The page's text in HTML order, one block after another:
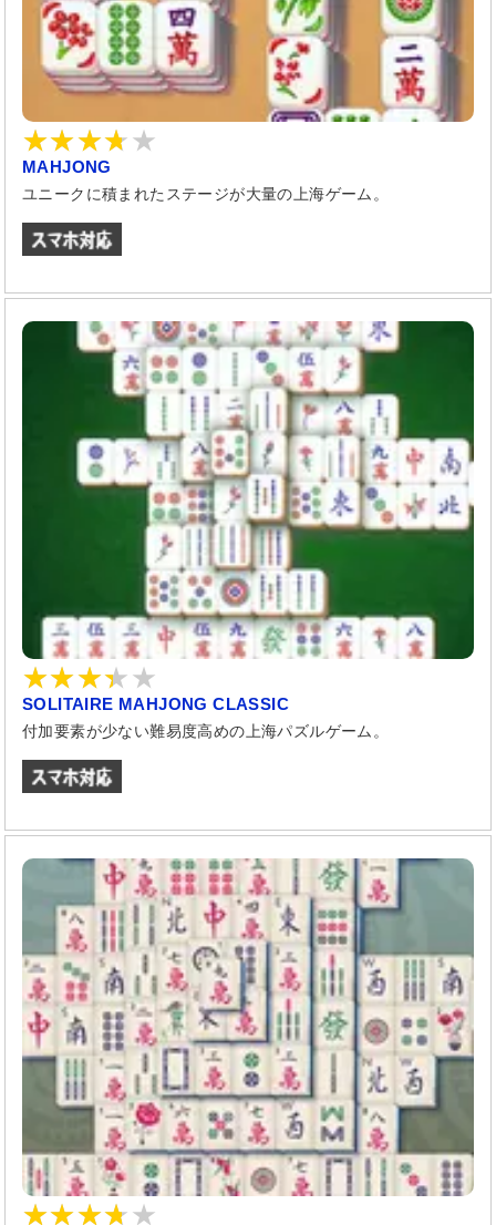
MAHJONG
ユニークに積まれたステージが大量の上海ゲーム。
SOLITAIRE MAHJONG CLASSIC
付加要素が少ない難易度高めの上海パズルゲーム。